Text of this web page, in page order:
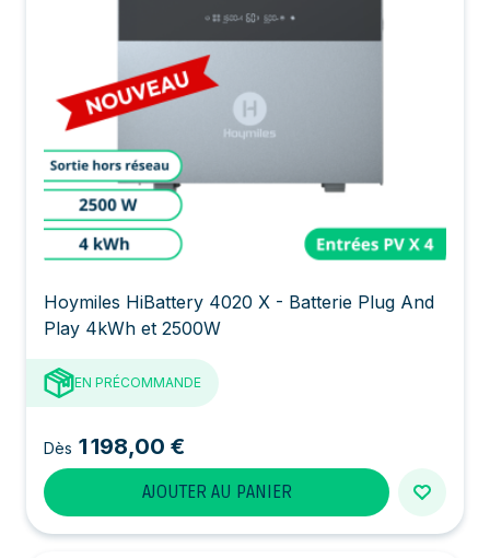
Hoymiles HiBattery 4020 X - Batterie Plug And
Play 4kWh et 2500W
EN PRÉCOMMANDE
Dès 1 198,00 €
AJOUTER AU PANIER